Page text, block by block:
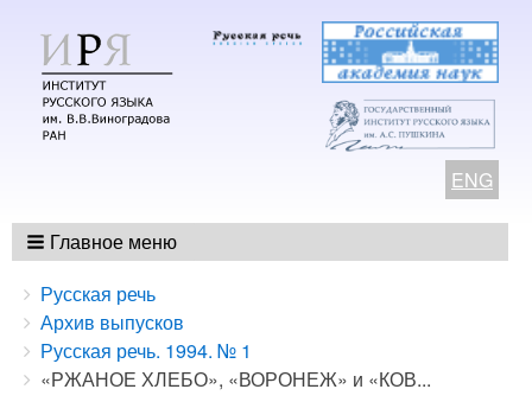
ENG
Главное меню
Breadcrumbs
You
are
here:
Русская речь
Архив выпусков
Русская речь. 1994. № 1
«РЖАНОЕ ХЛЕБО», «ВОРОНЕЖ» и «КОВ...